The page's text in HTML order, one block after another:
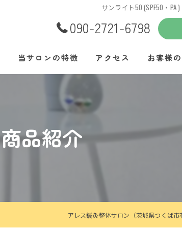
サンライト50 (SPF50・
090-2721-6798
当サロンの特徴
美容鍼
アクセス お客様
商品紹介
アレス鍼灸整体サロン（茨城県つくば市